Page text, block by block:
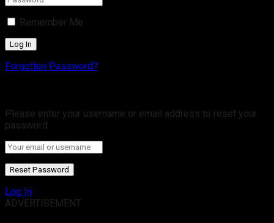
Remember Me
Forgotten Password?
Please enter your username or email address to reset your
password.
Log In
ADVERTISEMENT